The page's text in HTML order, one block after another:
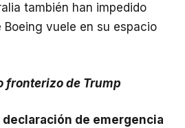
también han impedido
Boeing vuele en su espacio
fronterizo de Trump
de emergencia